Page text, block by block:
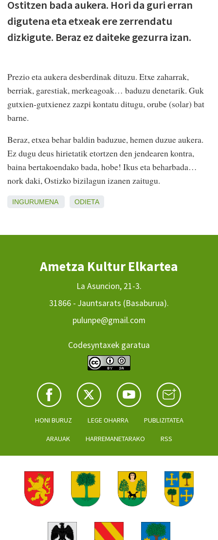
Ostitzen bada aukera. Hori da guri erran
digutena eta etxeak ere zerrendatu
dizkigute. Beraz ez daiteke gezurra izan.
Prezio eta aukera desberdinak dituzu. Etxe zaharrak,
berriak, garestiak, merkeagoak… baduzu denetarik. Guk
gutxien-gutxienez zazpi kontatu ditugu, orube (solar) bat
barne.
Beraz, etxea behar baldin baduzue, hemen duzue aukera.
Ez dugu deus hirietatik etortzen den jendearen kontra,
baina bertakoendako bada, hobe! Ikus eta beharbada…
nork daki, Ostizko bizilagun izanen zaitugu.
INGURUMENA ODIETA
Ametza Kultur Elkartea
La Asuncion, 21-3.
31866 - Jauntsarats (Basaburua).
pulunpe@gmail.com
Codesyntaxek garatua
HONI BURUZ LEGE OHARRA PUBLIZITATEA
ARAUAK HARREMANETARAKO RSS